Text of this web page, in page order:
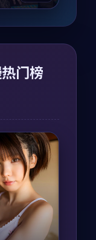
震·典藏
2022
物成长展
节奏紧凑，
观看。
9.5 战争
门榜